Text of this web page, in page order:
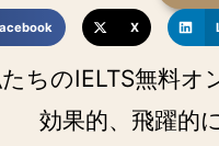
X
ちのIELTS無料
効果的、飛躍的